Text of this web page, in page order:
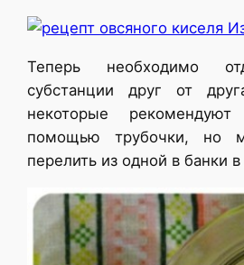
Теперь необходимо
субстанции друг от
некоторые
помощью трубочки, но
перелить из одной в банки